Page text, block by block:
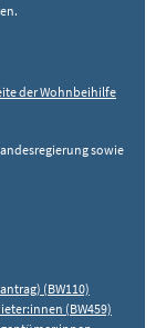
der Wohnbeihilfe
sowie
(BW110)
(BW459)